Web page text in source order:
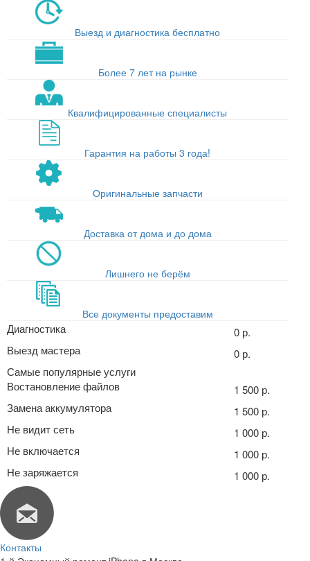
Выезд и диагностика бесплатно
Более 7 лет на рынке
Квалифицированные специалисты
Гарантия на работы 3 года!
Оригинальные запчасти
Доставка от дома и до дома
Лишнего не берём
Все документы предоставим
Диагностика
0 р.
Выезд мастера
0 р.
Самые популярные услуги
Востановление файлов
1 500 р.
Замена аккумулятора
1 500 р.
Не видит сеть
1 000 р.
Не включается
1 000 р.
Не заряжается
1 000 р.
Контакты